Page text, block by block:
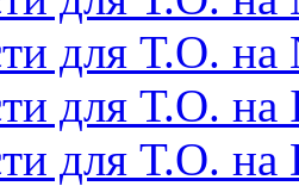
для Т.О. на
для Т.О.
для Т.О. на